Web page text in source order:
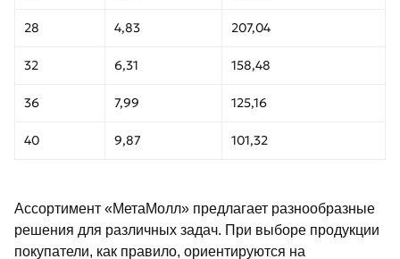
28 4,83 207,04
32 6,31 158,48
36 7,99 125,16
40 9,87 101,32
Ассортимент «МетаМолл» предлагает разнообразные
решения для различных задач. При выборе продукции
покупатели, как правило, ориентируются на